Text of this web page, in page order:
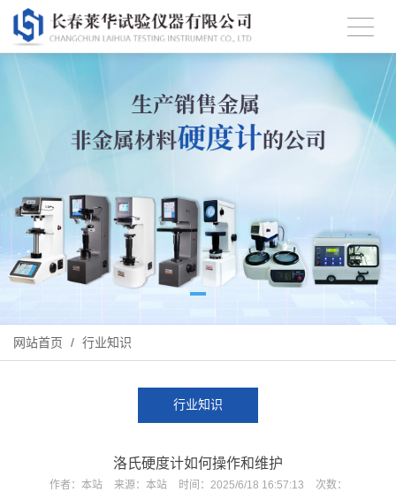
网站首页 / 行业知识
行业知识
洛氏硬度计如何操作和维护
作者： 本站 来源： 本站 时间： 2025/6/18 16:57:13 次数：